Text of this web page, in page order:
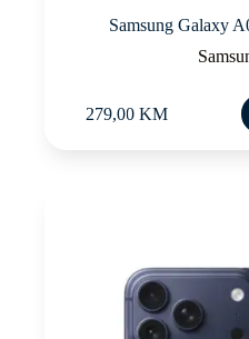
Samsung Galaxy
279,00 KM